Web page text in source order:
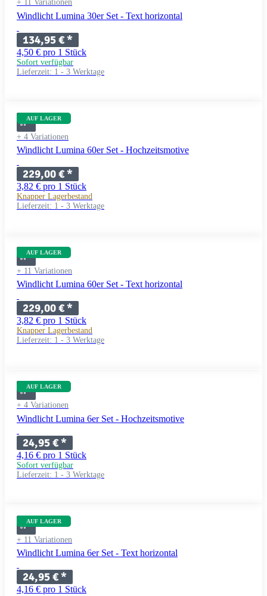
+ 11 Variationen
Windlicht Lumina 30er Set - Text horizontal
134,95 €*
4,50 € pro 1 Stück
Sofort verfügbar
Lieferzeit: 1 - 3 Werktage
AUF LAGER
+ 4 Variationen
Windlicht Lumina 60er Set - Hochzeitsmotive
229,00 €*
3,82 € pro 1 Stück
Knapper Lagerbestand
Lieferzeit: 1 - 3 Werktage
AUF LAGER
+ 11 Variationen
Windlicht Lumina 60er Set - Text horizontal
229,00 €*
3,82 € pro 1 Stück
Knapper Lagerbestand
Lieferzeit: 1 - 3 Werktage
AUF LAGER
+ 4 Variationen
Windlicht Lumina 6er Set - Hochzeitsmotive
24,95 €*
4,16 € pro 1 Stück
Sofort verfügbar
Lieferzeit: 1 - 3 Werktage
AUF LAGER
+ 11 Variationen
Windlicht Lumina 6er Set - Text horizontal
24,95 €*
4,16 € pro 1 Stück